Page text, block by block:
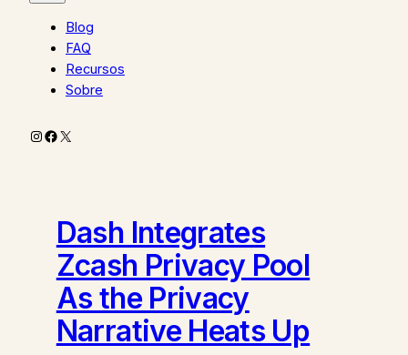
Blog
FAQ
Recursos
Sobre
Instagram
Facebook
X
Dash Integrates
Zcash Privacy Pool
As the Privacy
Narrative Heats Up